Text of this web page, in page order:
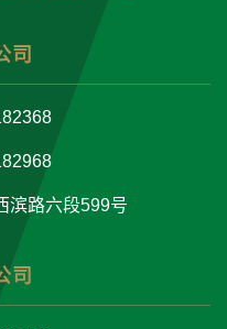
司
滨路六段599号
司